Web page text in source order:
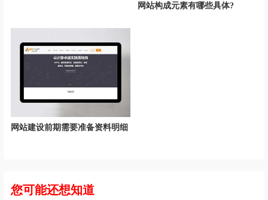
网站构成元素有哪些具体?
网站建设前期需要准备资料明细
您可能还想知道